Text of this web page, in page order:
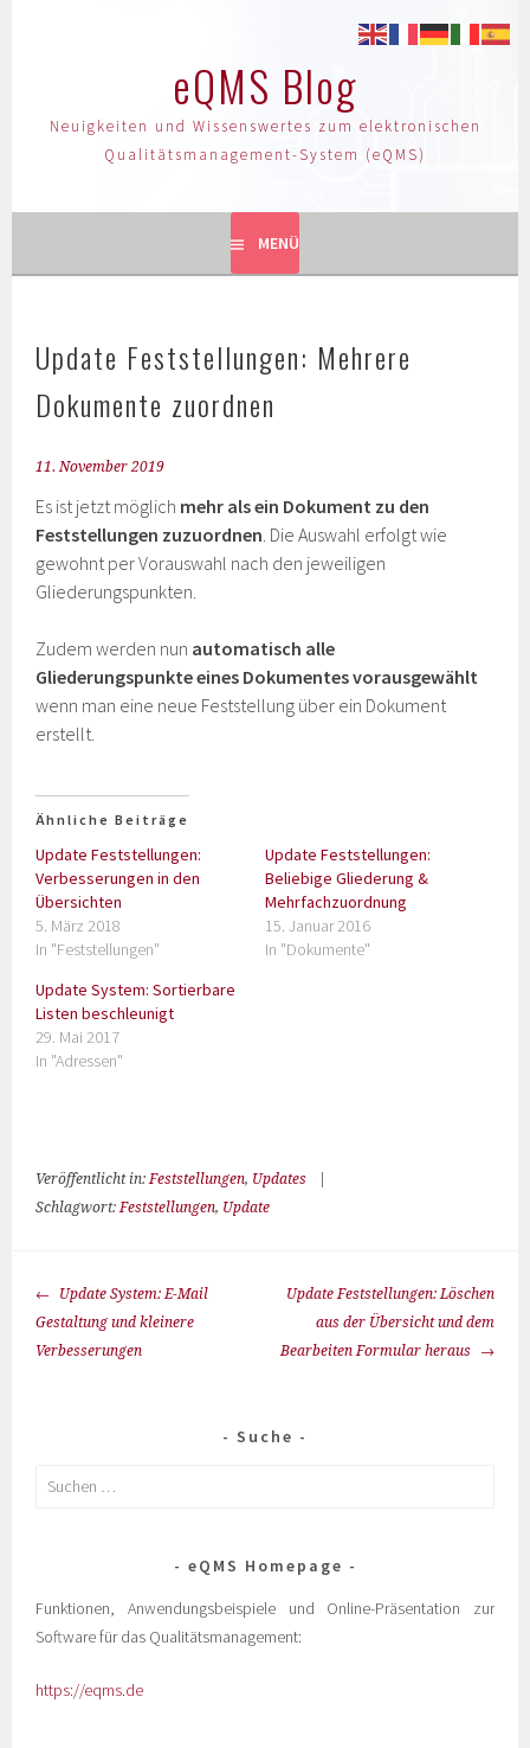
eQMS Blog
Neuigkeiten und Wissenswertes zum elektronischen
Qualitätsmanagement-System (eQMS)
MENÜ
Update Feststellungen: Mehrere
Dokumente zuordnen
11. November 2019
Es ist jetzt möglich mehr als ein Dokument zu den
Feststellungen zuzuordnen. Die Auswahl erfolgt wie
gewohnt per Vorauswahl nach den jeweiligen
Gliederungspunkten.
Zudem werden nun automatisch alle
Gliederungspunkte eines Dokumentes vorausgewählt
wenn man eine neue Feststellung über ein Dokument
erstellt.
Ähnliche Beiträge
Update Feststellungen:
Verbesserungen in den
Übersichten
5. März 2018
In "Feststellungen"
Update Feststellungen:
Beliebige Gliederung &
Mehrfachzuordnung
15. Januar 2016
In "Dokumente"
Update System: Sortierbare
Listen beschleunigt
29. Mai 2017
In "Adressen"
Veröffentlicht in:Feststellungen, Updates
Schlagwort:Feststellungen, Update
Update System: E-Mail
Gestaltung und kleinere
Verbesserungen
Update Feststellungen: Löschen
aus der Übersicht und dem
Bearbeiten Formular heraus
Suche
eQMS Homepage
Funktionen, Anwendungsbeispiele und Online-Präsentation zur
Software für das Qualitätsmanagement:
https://eqms.de